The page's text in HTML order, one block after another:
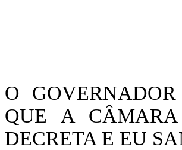
O
QUE A
DECRETA E EU